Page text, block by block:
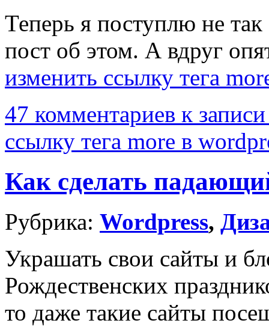
Теперь я поступлю не
пост об этом. А вдруг
изменить ссылку тега
47 комментариев к
ссылку тега more в
Как сделать
Рубрика: Wordpress,
Украшать свои сайты и
Рождественских
то даже такие сайты